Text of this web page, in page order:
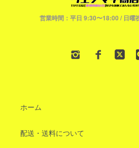
営業時間：平日 9:30〜18:00 / 日曜
ホーム
配送・送料について